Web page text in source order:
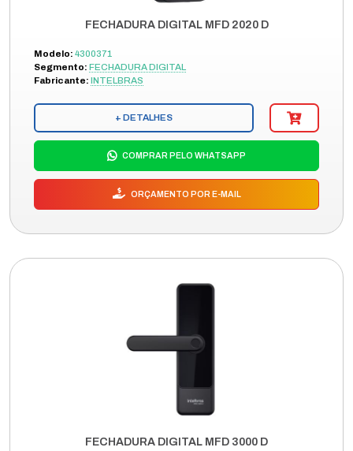
FECHADURA DIGITAL MFD 2020 D
Modelo: 4300371
Segmento: FECHADURA DIGITAL
Fabricante: INTELBRAS
+ DETALHES
COMPRAR PELO WHATSAPP
ORÇAMENTO POR E-MAIL
FECHADURA DIGITAL MFD 3000 D